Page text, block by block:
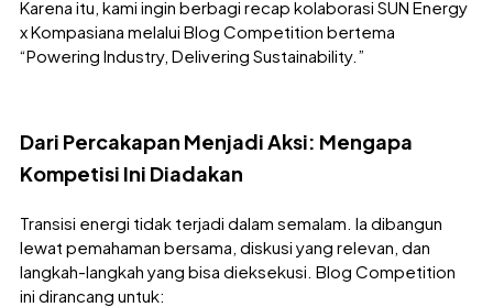
Karena itu, kami ingin berbagi recap kolaborasi SUN Energy
x Kompasiana melalui Blog Competition bertema
“Powering Industry, Delivering Sustainability.”
Dari Percakapan Menjadi Aksi: Mengapa
Kompetisi Ini Diadakan
Transisi energi tidak terjadi dalam semalam. Ia dibangun
lewat pemahaman bersama, diskusi yang relevan, dan
langkah-langkah yang bisa dieksekusi. Blog Competition
ini dirancang untuk: